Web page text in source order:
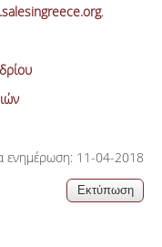
.
ενημέρωση: 11-04-2018